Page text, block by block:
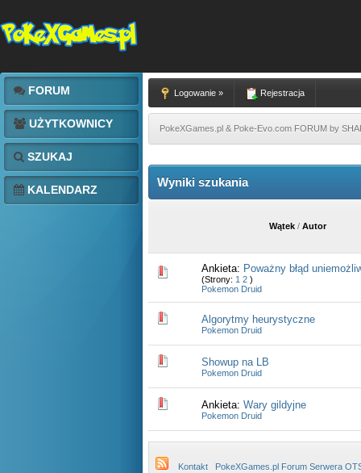
FORUM
UŻYTKOWNICY
SZUKAJ
KALENDARZ
Logowanie » Rejestracja
PokeXGames.pl & Poke-Evo.com FORUM by
Wyniki szukania
Wątek / Autor
Ankieta: Poważny błąd
(Strony: 1 2 )
Pokemon Druid
Algorytmy heurystyczne
Pokemon Druid
Showup na LB
Pokemon Druid
Ankieta: Wary gildyjne
Pokemon Druid
Kontakt PokeXGames.pl Forum Serwera